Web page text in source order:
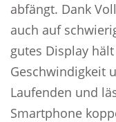
abfängt. Dank
auch auf
gutes Display
Geschwindigkeit
Laufenden und
Smartphone